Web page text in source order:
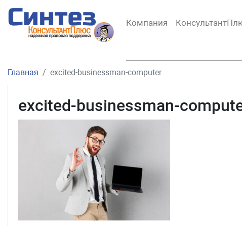
Компания
Главная excited-businessman-computer
excited-businessman-